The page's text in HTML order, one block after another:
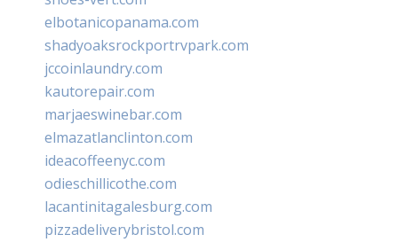
elbotanicopanama.com
shadyoaksrockportrvpark.com
jccoinlaundry.com
kautorepair.com
marjaeswinebar.com
elmazatlanclinton.com
ideacoffeenyc.com
odieschillicothe.com
lacantinitagalesburg.com
pizzadeliverybristol.com